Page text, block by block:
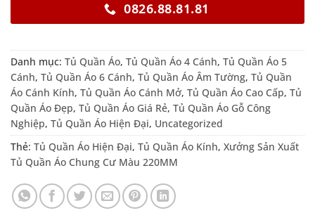
0826.88.81.81
Danh mục: Tủ Quần Áo, Tủ Quần Áo 4 Cánh, Tủ Quần Áo 5
Cánh, Tủ Quần Áo 6 Cánh, Tủ Quần Áo Âm Tường, Tủ Quần
Áo Cánh Kính, Tủ Quần Áo Cánh Mở, Tủ Quần Áo Cao Cấp, Tủ
Quần Áo Đẹp, Tủ Quần Áo Giá Rẻ, Tủ Quần Áo Gỗ Công
Nghiệp, Tủ Quần Áo Hiện Đại, Uncategorized
Thẻ: Tủ Quần Áo Hiện Đại, Tủ Quần Áo Kính, Xưởng Sản Xuất
Tủ Quần Áo Chung Cư Màu 220MM